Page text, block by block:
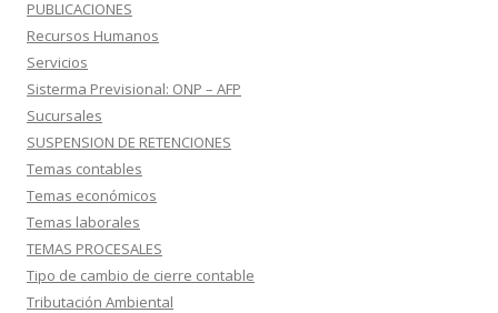
PUBLICACIONES
Recursos Humanos
Servicios
Sisterma Previsional: ONP – AFP
Sucursales
SUSPENSION DE RETENCIONES
Temas contables
Temas económicos
Temas laborales
TEMAS PROCESALES
Tipo de cambio de cierre contable
Tributación Ambiental